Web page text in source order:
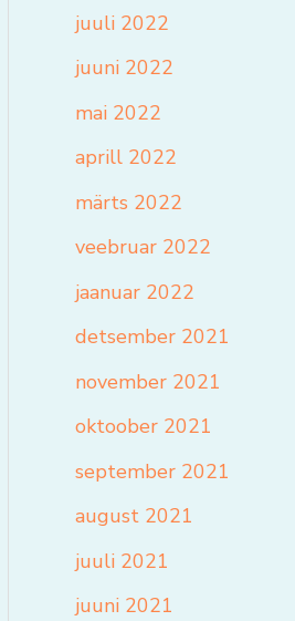
juuli 2022
juuni 2022
mai 2022
aprill 2022
märts 2022
veebruar 2022
jaanuar 2022
detsember 2021
november 2021
oktoober 2021
september 2021
august 2021
juuli 2021
juuni 2021